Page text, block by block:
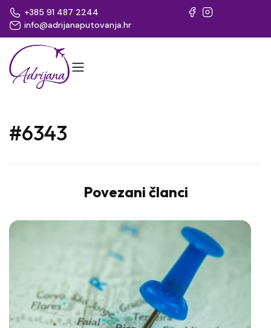
+385 91 487 2244
info@adrijanaputovanja.hr
#6343
Povezani članci